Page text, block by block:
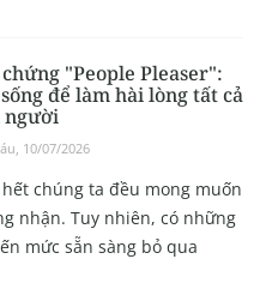
"People Pleaser":
để làm hài lòng tất cả
người
10/07/2026
hết chúng ta đều mong muốn
nhận. Tuy nhiên, có những
mức sẵn sàng bỏ qua